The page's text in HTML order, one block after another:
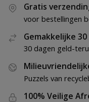
Gratis
voor bestellingen
Gemakkelijke
30 dagen geld-
Puzzels van
100% Veilige